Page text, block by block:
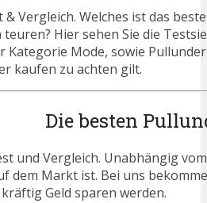
Vergleich. Welches ist das
Hier sehen Sie die
Kategorie Mode, sowie
kaufen zu achten gilt.
Die besten
und Vergleich. Unabhängig
dem Markt ist. Bei uns
Geld sparen werden.